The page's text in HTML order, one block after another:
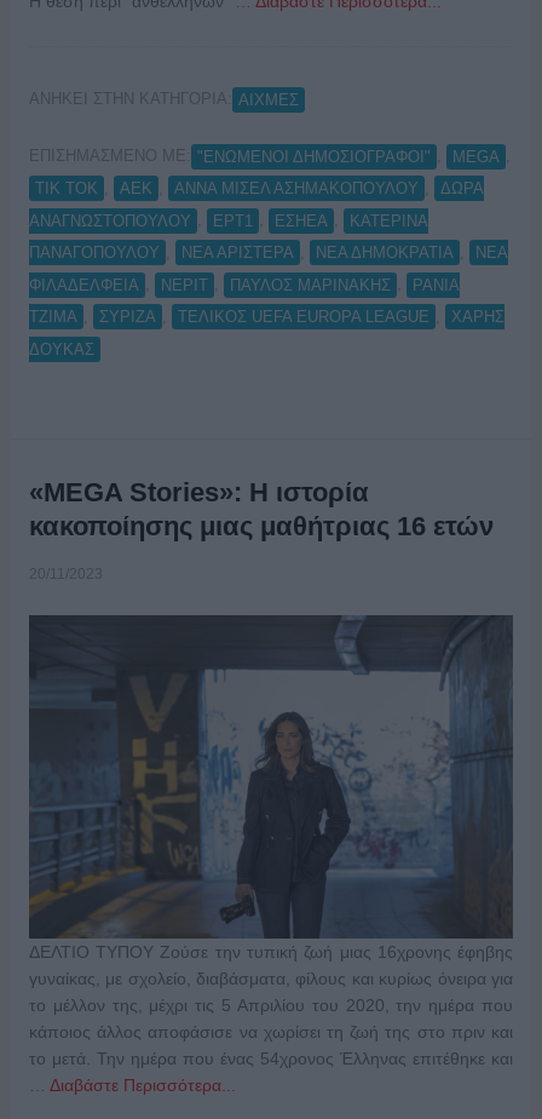
ΑΝΗΚΕΙ ΣΤΗΝ ΚΑΤΗΓΟΡΙΑ: ΑΙΧΜΕΣ
ΕΠΙΣΗΜΑΣΜΕΝΟ ΜΕ: "ΕΝΩΜΕΝΟΙ ΔΗΜΟΣΙΟΓΡΑΦΟΙ" MEGA
TIK TOK
ΑΕΚ ΑΝΝΑ ΜΙΣΕΛ ΑΣΗΜΑΚΟΠΟΥΛΟΥ
ΔΩΡΑ
ΑΝΑΓΝΩΣΤΟΠΟΥΛΟΥ
ΕΡΤ1 ΕΣΗΕΑ
ΚΑΤΕΡΙΝΑ
ΠΑΝΑΓΟΠΟΥΛΟΥ
ΝΕΑ ΑΡΙΣΤΕΡΑ ΝΕΑ ΔΗΜΟΚΡΑΤΙΑ
ΝΕΑ
ΦΙΛΑΔΕΛΦΕΙΑ
ΝΕΡΙΤ ΠΑΥΛΟΣ ΜΑΡΙΝΑΚΗΣ
ΡΑΝΙΑ
ΤΖΙΜΑ
ΣΥΡΙΖΑ ΤΕΛΙΚΟΣ UEFA EUROPA LEAGUE
ΧΑΡΗΣ
ΔΟΥΚΑΣ
«MEGA Stories»: Η ιστορία
κακοποίησης μιας μαθήτριας 16 ετών
20/11/2023
ΔΕΛΤΙΟ ΤΥΠΟΥ Ζούσε την τυπική ζωή μιας 16χρονης έφηβης
γυναίκας, με σχολείο, διαβάσματα, φίλους και κυρίως όνειρα για
το μέλλον της, μέχρι τις 5 Απριλίου του 2020, την ημέρα που
κάποιος άλλος αποφάσισε να χωρίσει τη ζωή της στο πριν και
το μετά. Την ημέρα που ένας 54χρονος Έλληνας επιτέθηκε και
Διαβάστε Περισσότερα...